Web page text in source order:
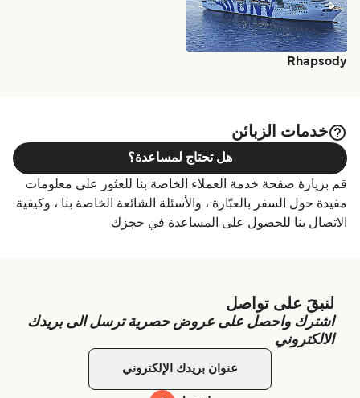
Rhapsody
خدمات الزبائن
قم بزيارة صفحة خدمة العملاء الخاصة بنا للعثور على معلومات
مفيدة حول السفر بالعبّارة ، والأسئلة الشائعة الخاصة بنا ، وكيفية
الاتصال بنا للحصول على المساعدة في حجزك
هل تحتاج لمساعدة؟
لنبقَ على تواصل
اشترك واحصل على عروض حصرية ترسل الى بريدك
الالكتروني